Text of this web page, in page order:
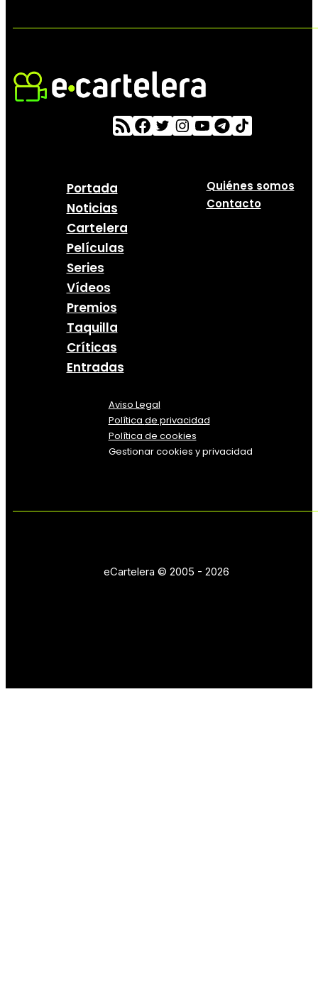
Portada
Noticias
Cartelera
Películas
Series
Vídeos
Premios
Taquilla
Críticas
Entradas
Quiénes somos
Contacto
Aviso Legal
Política de privacidad
Política de cookies
Gestionar cookies y privacidad
eCartelera © 2005 - 2026